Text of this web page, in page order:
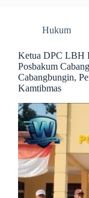
Hukum
Ketua DPC LBH
Posbakum
Cabangbungin,
Kamtibmas